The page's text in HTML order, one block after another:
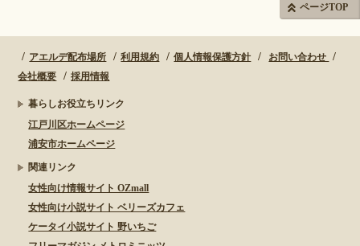
ページTOP
アエルデ配布場所 利用規約 個人情報保護方針
お問い合わせ
会社概要
採用情報
暮らしお役立ちリンク
江戸川区ホームページ
浦安市ホームページ
関連リンク
女性向け情報サイト OZmall
女性向け小説サイト ベリーズカフェ
ケータイ小説サイト 野いちご